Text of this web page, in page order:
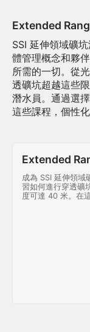
Extended
SSI 延伸領域礦
體管理概念和夥
所需的一切。從
透礦坑超越這些
潛水員。通過選
這些課程，個性
成為 SSI 延伸領域
習如何進行穿透礦
度可達 40 米。在